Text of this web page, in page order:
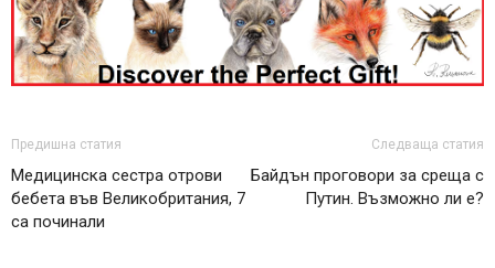
Предишна статия
Медицинска сестра отрови
бебета във Великобритания, 7
са починали
Следваща статия
Байдън проговори за среща с
Путин. Възможно ли е?